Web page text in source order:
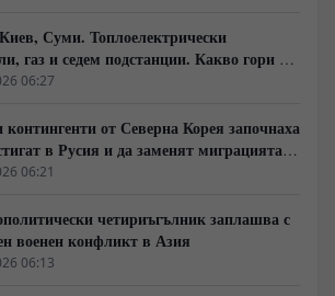
Суми. Топлоелектрически
газ и седем подстанции. Какво гори в
тази вечер?
06:27
от Северна Корея започнаха
в Русия и да заменят миграцията
Азия в руската промишленост
06:21
четириъгълник заплашва с
военен конфликт в Азия
06:13